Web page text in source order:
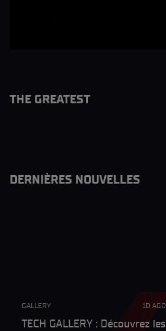
THE GREATEST
DERNIÈRES NOUVELLES
GALLERY 1D AGO
TECH GALLERY : Découvrez les